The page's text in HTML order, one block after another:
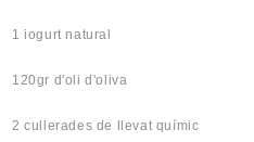
1 iogurt natural
120gr d'oli d'oliva
2 cullerades de llevat químic